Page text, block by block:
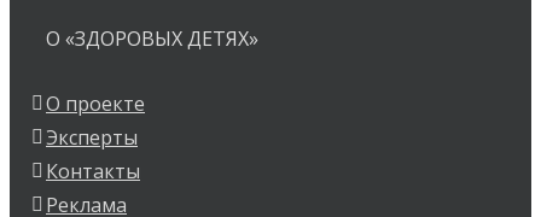
О «ЗДОРОВЫХ ДЕТЯХ»
О проекте
Эксперты
Контакты
Реклама